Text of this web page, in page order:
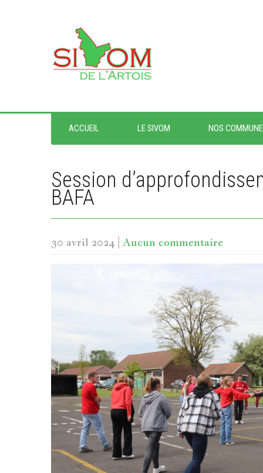
ACCUEIL LE SIVOM NOS
Session
BAFA
30 avril 2024 Aucun commentaire